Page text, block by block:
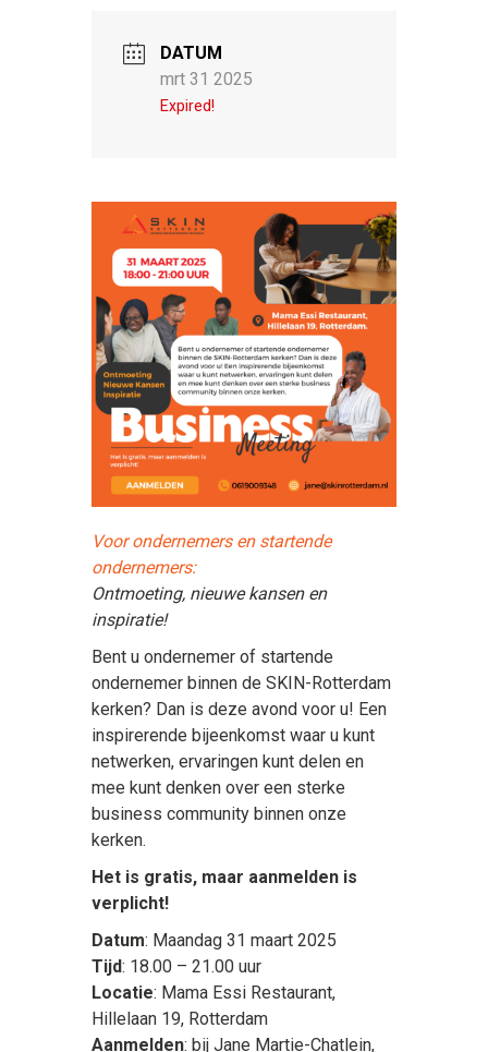
DATUM
mrt 31 2025
Expired!
Voor ondernemers en startende
ondernemers:
Ontmoeting, nieuwe kansen en
inspiratie!
Bent u ondernemer of startende
ondernemer binnen de SKIN-Rotterdam
kerken? Dan is deze avond voor u! Een
inspirerende bijeenkomst waar u kunt
netwerken, ervaringen kunt delen en
mee kunt denken over een sterke
business community binnen onze
kerken.
Het is gratis, maar aanmelden is
verplicht!
Datum: Maandag 31 maart 2025
Tijd: 18.00 – 21.00 uur
Locatie: Mama Essi Restaurant,
Hillelaan 19, Rotterdam
Aanmelden: bij Jane Martie-Chatlein,